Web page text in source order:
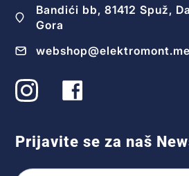
Bandići bb, 81412 Spuž,
Gora
webshop@elektromont.me
Prijavite se za naš